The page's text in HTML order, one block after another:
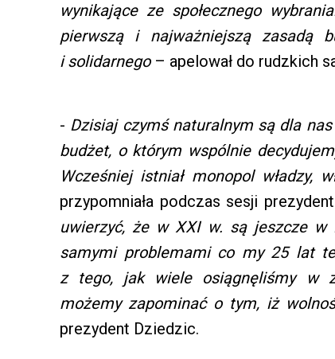
wynikające ze społecznego
pierwszą i najważniejszą zasadą
i solidarnego– apelował do rudzkich
- Dzisiaj czymś naturalnym są dla
budżet, o którym wspólnie
Wcześniej istniał monopol władzy,
przypomniała podczas sesji
uwierzyć, że w XXI w. są jeszcze
samymi problemami co my 25 lat
z tego, jak wiele osiągnęliśmy w
możemy zapominać o tym, iż
prezydent Dziedzic.